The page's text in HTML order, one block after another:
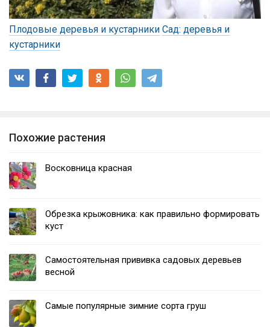
Плодовые деревья и кустарники Сад: деревья и
кустарники
Похожие растения
Восковница красная
Обрезка крыжовника: как правильно формировать
куст
Самостоятельная прививка садовых деревьев
весной
Самые популярные зимние сорта груш